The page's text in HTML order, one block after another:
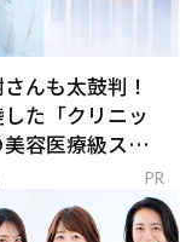
んも太鼓判！
た「クリニッ
容医療級スキ
PR